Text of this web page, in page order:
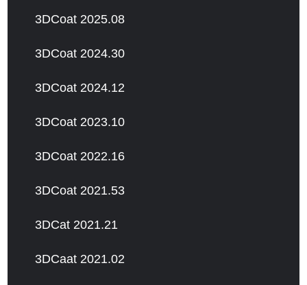
3DCoat 2025.08
3DCoat 2024.30
3DCoat 2024.12
3DCoat 2023.10
3DCoat 2022.16
3DCoat 2021.53
3DCat 2021.21
3DCaat 2021.02